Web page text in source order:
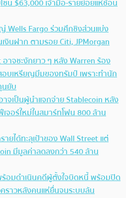
ซน $63,000 เจ้ามือ-รายย่อยแห่ช้อน
Wells Fargo ร่วมศึกชิงส่วนแบ่ง
เงินฝาก ตามรอย Citi, JPMorgan
าจชะงักยาว ๆ หลัง Warren ร้อง
อบเหรียญมีมของทรัมป์ เพราะทำนัก
ยับ
าจเป็นผู้นำแจกจ่าย Stablecoin หลัง
เจอร์ใหม่ในสมาร์ทโฟน 800 ล้าน
ายได้ทะลุเป้าของ Wall Street แต่
มีมูลค่าลดลงกว่า 540 ล้าน
ร้อมดำเนินคดีผู้ตั้งใจบิดหนี้ พร้อมปิด
ราวหลังคนแห่ยื่นจนระบบล้น